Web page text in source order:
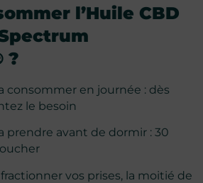
l’Huile CBD
?
consommer en journée : dès
le besoin
prendre avant de dormir : 30
vos prises, la moitié de